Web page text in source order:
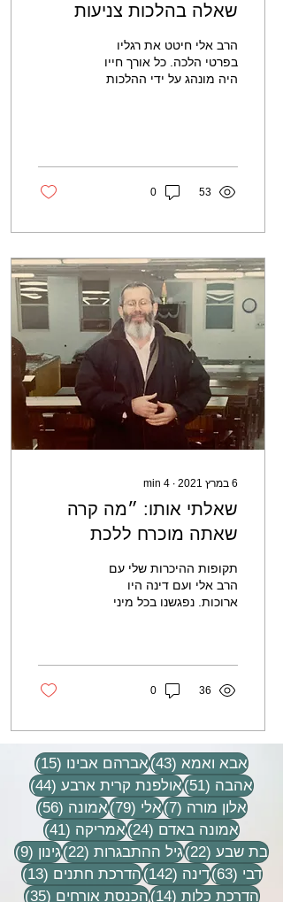
שאלה בהלכות צניעות
הרב אלי חיטט את רגליו
בפרטי הלכה. כל אורך חייו
היה מונהג על ידי ההלכות
53
0
6 במרץ 2021 ∙
4
min
שאלתי אותו: ״מה קרה
שאתה מוכרח ללכת
למערת המכפלה?״
תקופות ההיכרות שלי עם
הרב אלי ועם דינה היו
ארוכות. נפגשנו בכל מיני
36
0
אבא ואמא (43) 43 פוסטים
אברהם אבינו (15)
15 פוסטים
אהבה (51) 51 פוסטים
אולפנת קרית ארבע (44)
44 פוסטים
אלון מורה (7) 7 פוסטיםאלי (79) 79 פוסטים
אמונה (56)
56 פוסטים
אמונה באדם (24) 24 פוסטים
אמריקה (41)
41 פוסטים
בת שבע (22) 22 פוסטים
גיל ההתבגרות (22) 22 פוסטים
גינון (9)
9 פוסטים
דבי (63) 63 פוסטים
דינה (142) 142 פוסטים
הדרכת חתנים (13)
13 פוסטים
הדרכת כלות (14) 14 פוסטים
הכנסת אורחים (35) 35 פוסטים